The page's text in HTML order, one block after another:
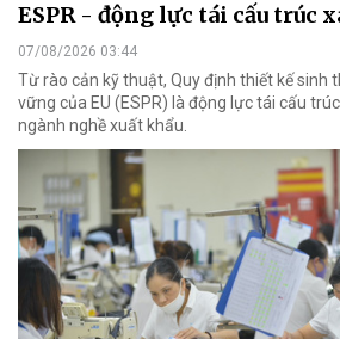
ESPR - động lực tái cấu trúc
07/08/2026 03:44
Từ rào cản kỹ thuật, Quy định thiết kế sinh
vững của EU (ESPR) là động lực tái cấu
ngành nghề xuất khẩu.